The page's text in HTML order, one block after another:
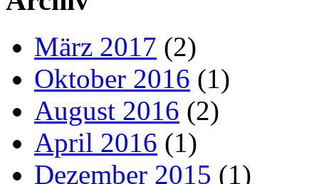
März 2017 (2)
Oktober 2016 (1)
August 2016 (2)
April 2016 (1)
Dezember 2015 (1)